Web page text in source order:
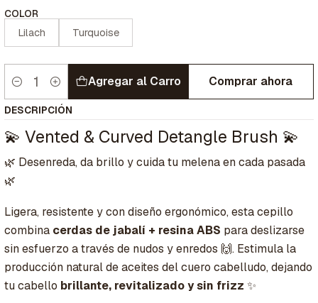
COLOR
Lilach
Turquoise
Cantidad
Agregar al Carro Comprar ahora
DESCRIPCIÓN
💫 Vented & Curved Detangle Brush 💫
🌿 Desenreda, da brillo y cuida tu melena en cada pasada
🌿
Ligera, resistente y con diseño ergonómico, esta cepillo
combina cerdas de jabalí + resina ABS para deslizarse
sin esfuerzo a través de nudos y enredos 🙌. Estimula la
producción natural de aceites del cuero cabelludo, dejando
tu cabello brillante, revitalizado y sin frizz ✨